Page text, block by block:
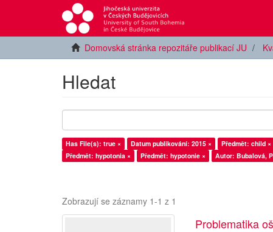
Domovská stránka repozitáře publikací JU
Hledat
Has File(s): true × Datum publikování: 2015 × Předmět: child ×
Předmět: hypotonia ×
Předmět: hypotonie × Autor: Bubalová,
Zobrazují se záznamy 1-1 z 1
Problematika